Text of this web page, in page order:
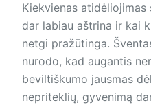
Kiekvienas
dar labiau aštrina ir kai
netgi pražūtinga.
nurodo, kad augantis
beviltiškumo jausmas
nepriteklių, gyvenimą